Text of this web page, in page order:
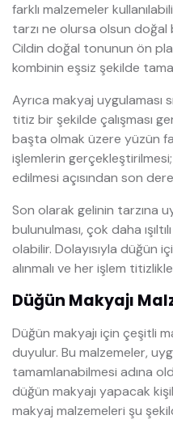
farklı malzemeler
tarzı ne olursa olsun
Cildin doğal tonunun ön
kombinin eşsiz şekilde
Ayrıca makyaj uygulaması
titiz bir şekilde çalışması
başta olmak üzere yüzün
işlemlerin
edilmesi açısından son
Son olarak gelinin tarzına
bulunulması, çok daha
olabilir. Dolayısıyla düğün
alınmalı ve her işlem
Düğün Makyajı
Düğün makyajı için çeşitli
duyulur. Bu malzemeler,
tamamlanabilmesi adına
düğün makyajı yapacak
makyaj malzemeleri şu